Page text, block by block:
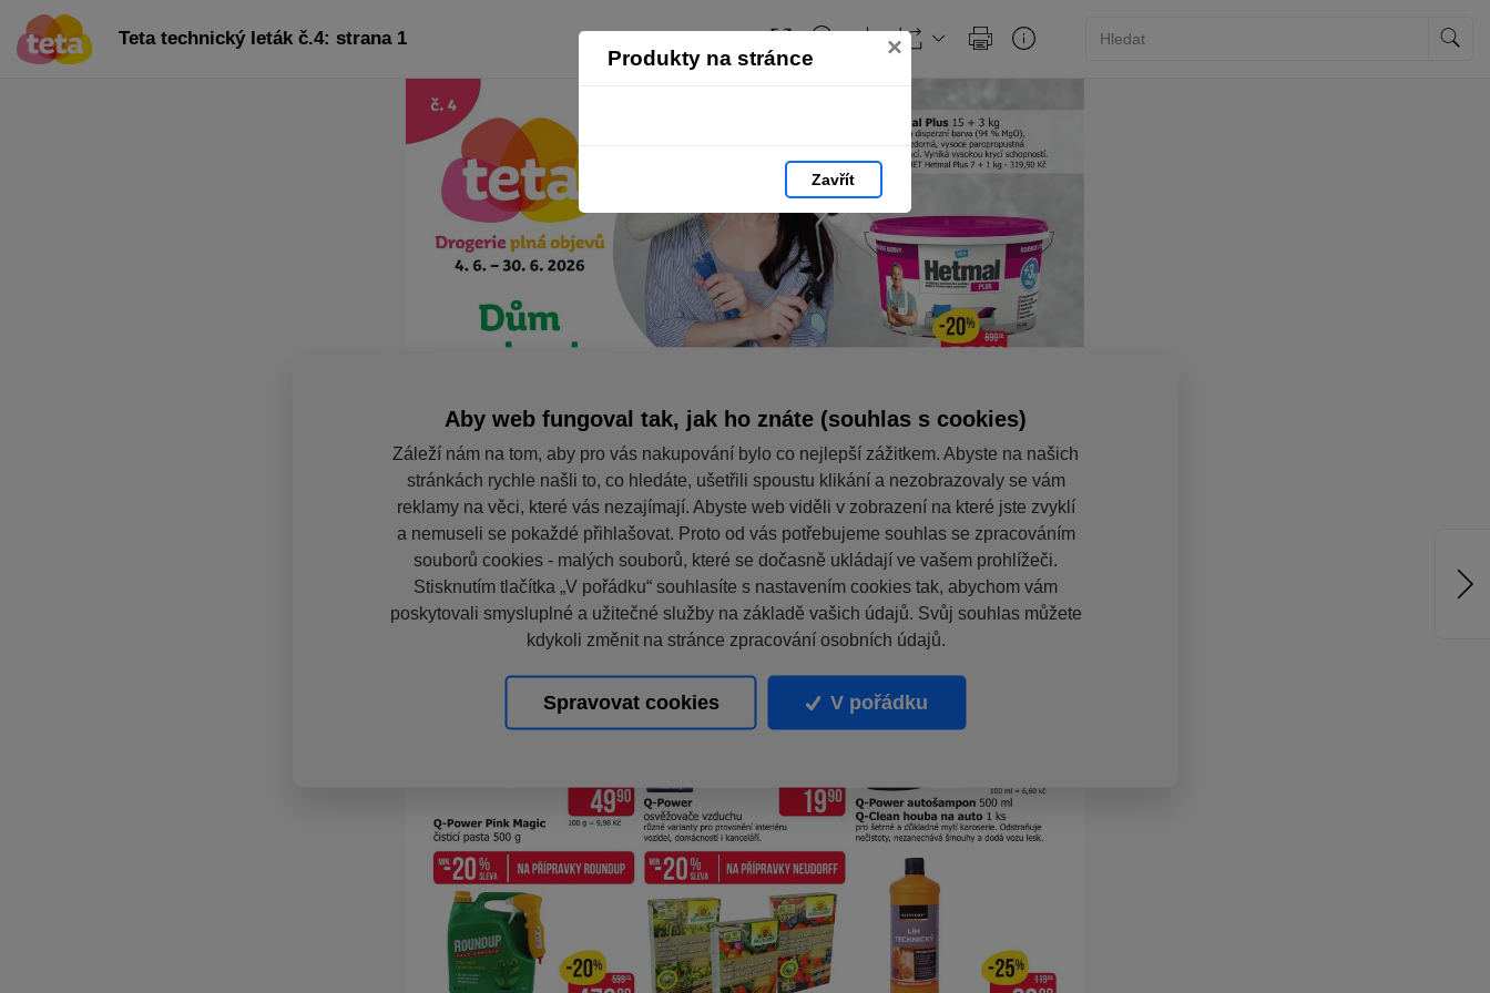
Produkty na stránce ×
Zavřít
Teta technický leták č.4: strana 1
Aby web fungoval tak, jak ho znáte (souhlas s cookies)
Záleží nám na tom, aby pro vás nakupování bylo co nejlepší zážitkem. Abyste na našich
stránkách rychle našli to, co hledáte, ušetřili spoustu klikání a nezobrazovaly se vám
reklamy na věci, které vás nezajímají. Abyste web viděli v zobrazení na které jste zvyklí
a nemuseli se pokaždé přihlašovat. Proto od vás potřebujeme souhlas se zpracováním
souborů cookies - malých souborů, které se dočasně ukládají ve vašem prohlížeči.
Stisknutím tlačítka „V pořádku“ souhlasíte s nastavením cookies tak, abychom vám
poskytovali smysluplné a užitečné služby na základě vašich údajů. Svůj souhlas můžete
kdykoli změnit na stránce zpracování osobních údajů.
Spravovat cookies V pořádku